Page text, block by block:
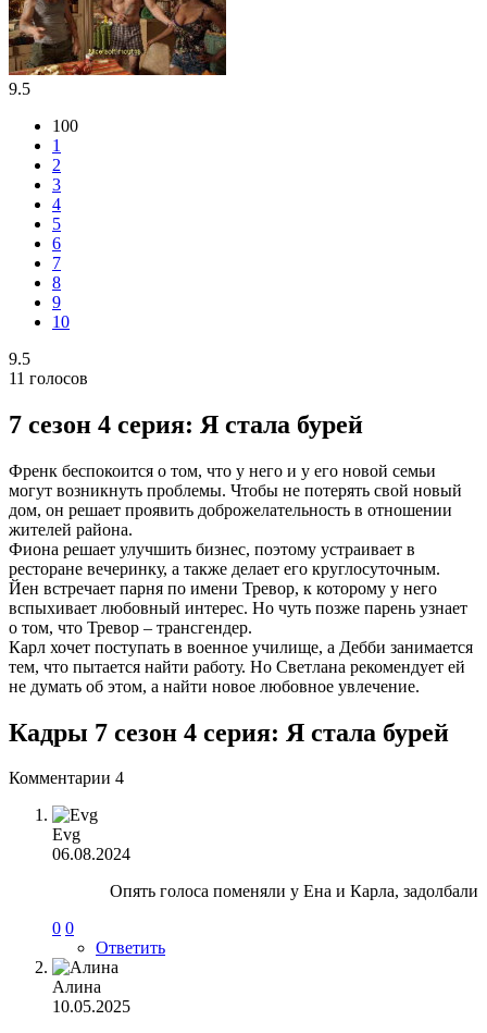
9.5
100
1
2
3
4
5
6
7
8
9
10
9.5
11 голосов
7 сезон 4 серия: Я стала бурей
Френк беспокоится о том, что у него и у его новой семьи
могут возникнуть проблемы. Чтобы не потерять свой новый
дом, он решает проявить доброжелательность в отношении
жителей района.
Фиона решает улучшить бизнес, поэтому устраивает в
ресторане вечеринку, а также делает его круглосуточным.
Йен встречает парня по имени Тревор, к которому у него
вспыхивает любовный интерес. Но чуть позже парень узнает
о том, что Тревор – трансгендер.
Карл хочет поступать в военное училище, а Дебби занимается
тем, что пытается найти работу. Но Светлана рекомендует ей
не думать об этом, а найти новое любовное увлечение.
Кадры 7 сезон 4 серия: Я стала бурей
Комментарии 4
Evg
06.08.2024
Опять голоса поменяли у Ена и Карла, задолбали
0 0
Ответить
Алина
10.05.2025